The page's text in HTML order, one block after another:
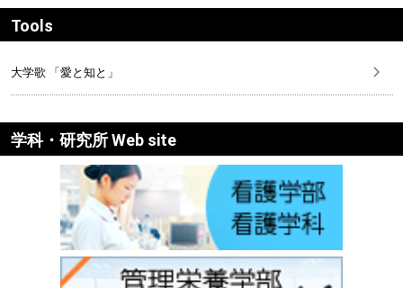
Tools
大学歌 「愛と知と」
学科・研究所 Web site